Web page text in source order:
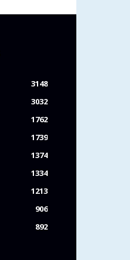
3148
3032
1762
1739
1374
1334
1213
906
892